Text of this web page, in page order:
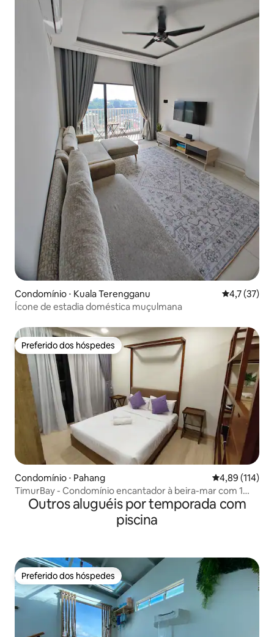
Condomínio ⋅ Kuala Terengganu 4,7 de uma
4,7 (37)
Ícone de estadia doméstica muçulmana
Preferido dos hóspedes
Preferido dos hóspedes
Condomínio ⋅ Pahang 4,89 de uma
4,89 (114)
TimurBay - Condomínio encantador à beira-mar com 1
quarto
Outros aluguéis por temporada com
piscina
Preferido dos hóspedes
Preferido dos hóspedes